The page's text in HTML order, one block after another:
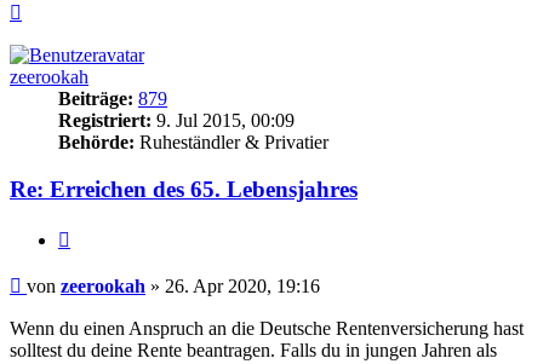
zeerookah
Beiträge: 879
Registriert: 9. Jul 2015, 00:09
Behörde: Ruheständler & Privatier
Re: Erreichen des 65. Lebensjahres
Beitrag
von zeerookah » 26. Apr 2020, 19:16
Wenn du einen Anspruch an die Deutsche Rentenversicherung hast
solltest du deine Rente beantragen. Falls du in jungen Jahren als